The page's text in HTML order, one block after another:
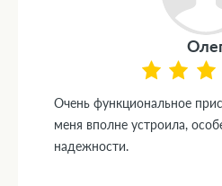
Очень функциональное
меня вполне устроила,
надежности.